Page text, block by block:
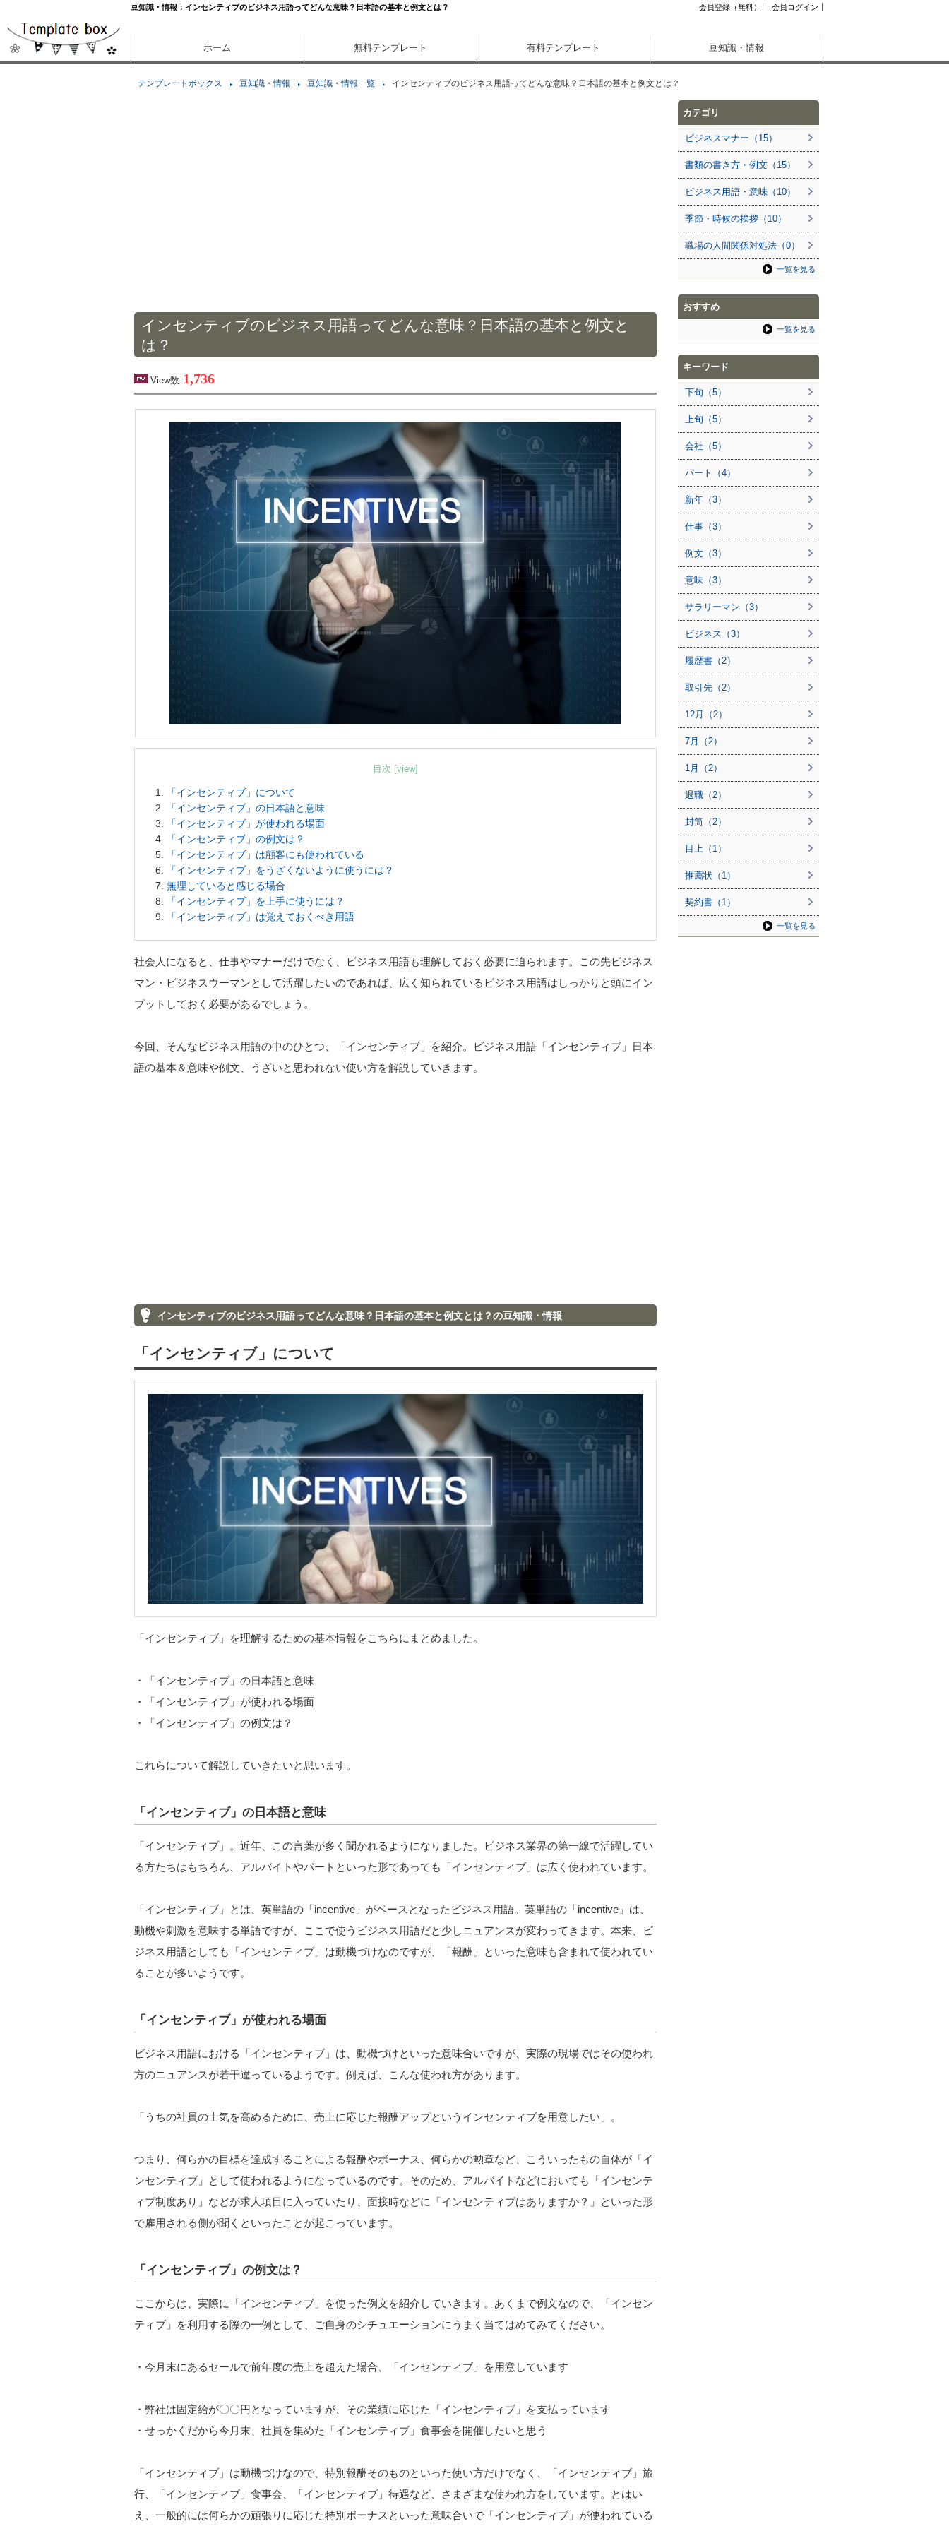
豆知識・情報：インセンティブのビジネス用語ってどんな意味？日本語の基本と例文とは？ 会員登録（無料） 会員ログイン
ホーム 無料テンプレート 有料テンプレート 豆知識・情報
テンプレートボックス 豆知識・情報 豆知識・情報一覧 インセンティブのビジネス用語ってどんな意味？日本語の基本と例文とは？
インセンティブのビジネス用語ってどんな意味？日本語の基本と例文と
は？
View数 1,736
目次 [view]
「インセンティブ」について
「インセンティブ」の日本語と意味
「インセンティブ」が使われる場面
「インセンティブ」の例文は？
「インセンティブ」は顧客にも使われている
「インセンティブ」をうざくないように使うには？
無理していると感じる場合
「インセンティブ」を上手に使うには？
「インセンティブ」は覚えておくべき用語
社会人になると、仕事やマナーだけでなく、ビジネス用語も理解しておく必要に迫られます。この先ビジネス
マン・ビジネスウーマンとして活躍したいのであれば、広く知られているビジネス用語はしっかりと頭にイン
プットしておく必要があるでしょう。
今回、そんなビジネス用語の中のひとつ、「インセンティブ」を紹介。ビジネス用語「インセンティブ」日本
語の基本＆意味や例文、うざいと思われない使い方を解説していきます。
インセンティブのビジネス用語ってどんな意味？日本語の基本と例文とは？の豆知識・情報
「インセンティブ」について
「インセンティブ」を理解するための基本情報をこちらにまとめました。
・「インセンティブ」の日本語と意味
・「インセンティブ」が使われる場面
・「インセンティブ」の例文は？
これらについて解説していきたいと思います。
「インセンティブ」の日本語と意味
「インセンティブ」。近年、この言葉が多く聞かれるようになりました。ビジネス業界の第一線で活躍してい
る方たちはもちろん、アルバイトやパートといった形であっても「インセンティブ」は広く使われています。
「インセンティブ」とは、英単語の「incentive」がベースとなったビジネス用語。英単語の「incentive」は、
動機や刺激を意味する単語ですが、ここで使うビジネス用語だと少しニュアンスが変わってきます。本来、ビ
ジネス用語としても「インセンティブ」は動機づけなのですが、「報酬」といった意味も含まれて使われてい
ることが多いようです。
「インセンティブ」が使われる場面
ビジネス用語における「インセンティブ」は、動機づけといった意味合いですが、実際の現場ではその使われ
方のニュアンスが若干違っているようです。例えば、こんな使われ方があります。
「うちの社員の士気を高めるために、売上に応じた報酬アップというインセンティブを用意したい」。
つまり、何らかの目標を達成することによる報酬やボーナス、何らかの勲章など、こういったもの自体が「イ
ンセンティブ」として使われるようになっているのです。そのため、アルバイトなどにおいても「インセンテ
ィブ制度あり」などが求人項目に入っていたり、面接時などに「インセンティブはありますか？」といった形
で雇用される側が聞くといったことが起こっています。
「インセンティブ」の例文は？
ここからは、実際に「インセンティブ」を使った例文を紹介していきます。あくまで例文なので、「インセン
ティブ」を利用する際の一例として、ご自身のシチュエーションにうまく当てはめてみてください。
・今月末にあるセールで前年度の売上を超えた場合、「インセンティブ」を用意しています
・弊社は固定給が〇〇円となっていますが、その業績に応じた「インセンティブ」を支払っています
・せっかくだから今月末、社員を集めた「インセンティブ」食事会を開催したいと思う
「インセンティブ」は動機づけなので、特別報酬そのものといった使い方だけでなく、「インセンティブ」旅
行、「インセンティブ」食事会、「インセンティブ」待遇など、さまざまな使われ方をしています。とはい
え、一般的には何らかの頑張りに応じた特別ボーナスといった意味合いで「インセンティブ」が使われている
カテゴリ
ビジネスマナー（15）
書類の書き方・例文（15）
ビジネス用語・意味（10）
季節・時候の挨拶（10）
職場の人間関係対処法（0）
一覧を見る
おすすめ
一覧を見る
キーワード
下旬（5）
上旬（5）
会社（5）
パート（4）
新年（3）
仕事（3）
例文（3）
意味（3）
サラリーマン（3）
ビジネス（3）
履歴書（2）
取引先（2）
12月（2）
7月（2）
1月（2）
退職（2）
封筒（2）
目上（1）
推薦状（1）
契約書（1）
一覧を見る